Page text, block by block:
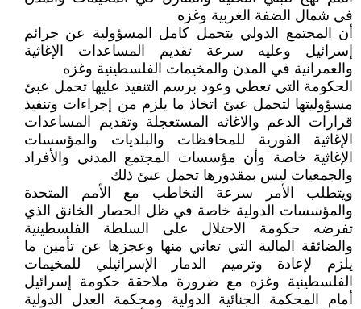
في شمال الضفة الغربية وغزه
أن المجتمع الدولي يتحمل كامل المسؤولية عن جرائم
إسرائيل وعليه سرعة تقديم المساعدات الإغاثية
والعمرانية في المدن والمخيمات الفلسطينية وغزه
الحكومة التي تعطي وعود برسم التنفيذ عليها تحمل عبئ
مسؤوليتها لتحمل عبئ اتخاذ ما يلزم من إجراءات وتنفيذ
قرارات الدعم والاغاثه المستعجلة وتقديم المساعدات
الإغاثية الفورية للمحافظات والبلديات والمؤسسات
الإغاثية خاصة وأن مؤسسات المجتمع المدني والأفراد
والجمعيات ليس بمقدورها تحمل عبئ ذلك
ويتطلب الأمر سرعة التخاطب مع الأمم المتحدة
والمؤسسات الدولية خاصة في ظل الحصار الخانق الذي
تفرضه حكومة الاحتلال على السلطة الفلسطينية
والضائقة المالية التي تعاني منها وعجزها عن تأمين ما
يلزم لإعادة وترميم الدمار الإسرائيلي للمخيمات
الفلسطينية وغزه مع ضرورة ملاحقة حكومة إسرائيل
أمام المحكمة الجنائية الدولية ومحكمة العدل الدولية